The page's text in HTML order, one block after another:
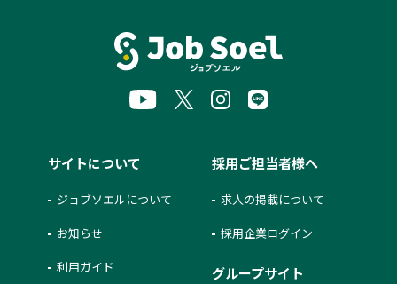
サイトについて
ジョブソエルについて
お知らせ
利用ガイド
採用ご担当者様へ
求人の掲載について
採用企業ログイン
グループサイト